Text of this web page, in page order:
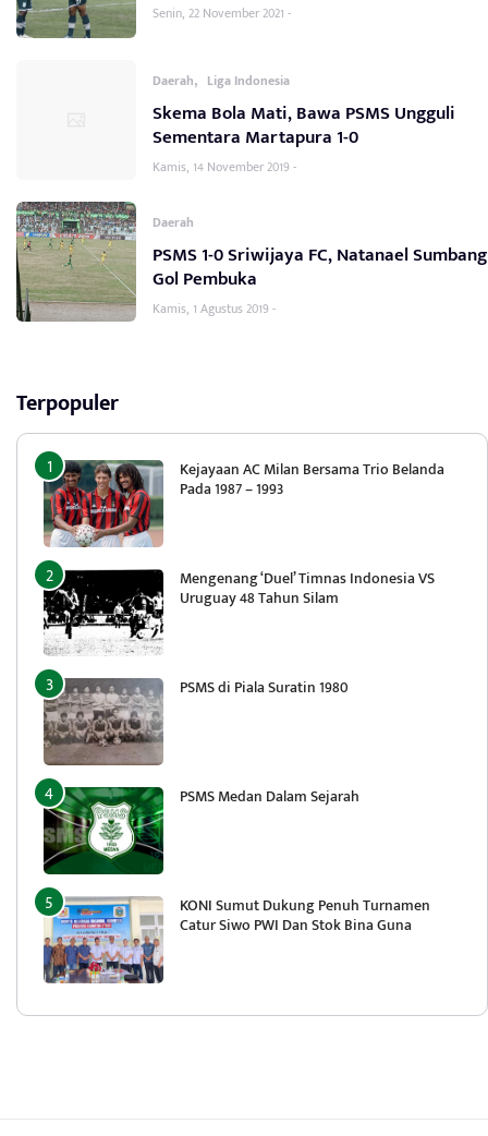
Senin, 22 November 2021 -
Daerah, Liga Indonesia
Skema Bola Mati, Bawa PSMS Ungguli
Sementara Martapura 1-0
Kamis, 14 November 2019 -
Daerah
PSMS 1-0 Sriwijaya FC, Natanael Sumbang
Gol Pembuka
Kamis, 1 Agustus 2019 -
Terpopuler
Kejayaan AC Milan Bersama Trio Belanda
Pada 1987 – 1993
Mengenang ‘Duel’ Timnas Indonesia VS
Uruguay 48 Tahun Silam
PSMS di Piala Suratin 1980
PSMS Medan Dalam Sejarah
KONI Sumut Dukung Penuh Turnamen
Catur Siwo PWI Dan Stok Bina Guna